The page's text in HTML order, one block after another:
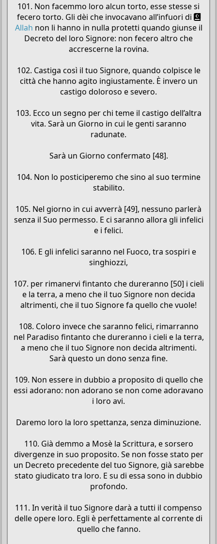
101. Non facemmo loro alcun torto, esse stesse si
fecero torto. Gli dèi che invocavano all’infuori di
Allah non li hanno in nulla protetti quando giunse il
Decreto del loro Signore: non fecero altro che
accrescerne la rovina.
102. Castiga così il tuo Signore, quando colpisce le
città che hanno agito ingiustamente. È invero un
castigo doloroso e severo.
103. Ecco un segno per chi teme il castigo dell’altra
vita. Sarà un Giorno in cui le genti saranno
radunate.
Sarà un Giorno confermato [48].
104. Non lo posticiperemo che sino al suo termine
stabilito.
105. Nel giorno in cui avverrà [49], nessuno parlerà
senza il Suo permesso. E ci saranno allora gli infelici
e i felici.
106. E gli infelici saranno nel Fuoco, tra sospiri e
singhiozzi,
107. per rimanervi fintanto che dureranno [50] i cieli
e la terra, a meno che il tuo Signore non decida
altrimenti, che il tuo Signore fa quello che vuole!
108. Coloro invece che saranno felici, rimarranno
nel Paradiso fintanto che dureranno i cieli e la terra,
a meno che il tuo Signore non decida altrimenti.
Sarà questo un dono senza fine.
109. Non essere in dubbio a proposito di quello che
essi adorano: non adorano se non come adoravano
i loro avi.
Daremo loro la loro spettanza, senza diminuzione.
110. Già demmo a Mosè la Scrittura, e sorsero
divergenze in suo proposito. Se non fosse stato per
un Decreto precedente del tuo Signore, già sarebbe
stato giudicato tra loro. E su di essa sono in dubbio
profondo.
111. In verità il tuo Signore darà a tutti il compenso
delle opere loro. Egli è perfettamente al corrente di
quello che fanno.